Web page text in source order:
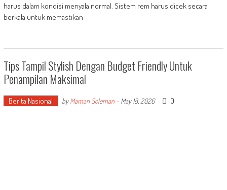
harus dalam kondisi menyala normal. Sistem rem harus dicek secara
berkala untuk memastikan
Tips Tampil Stylish Dengan Budget Friendly Untuk
Penampilan Maksimal
Berita Nasional byMaman Soleman- May 18, 2026 0